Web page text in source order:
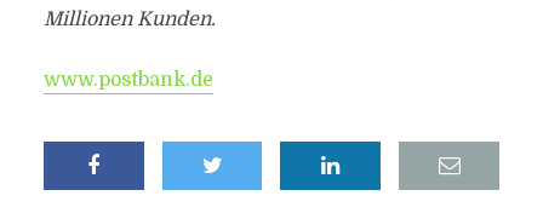
Millionen Kunden.
www.postbank.de